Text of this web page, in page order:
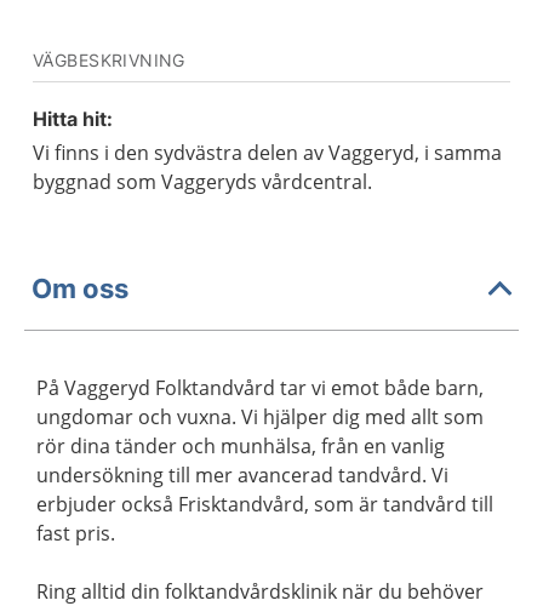
VÄGBESKRIVNING
Hitta hit:
Vi finns i den sydvästra delen av Vaggeryd, i samma
byggnad som Vaggeryds vårdcentral.
Om oss
På Vaggeryd Folktandvård tar vi emot både barn,
ungdomar och vuxna. Vi hjälper dig med allt som
rör dina tänder och munhälsa, från en vanlig
undersökning till mer avancerad tandvård. Vi
erbjuder också Frisktandvård, som är tandvård till
fast pris.
Ring alltid din folktandvårdsklinik när du behöver